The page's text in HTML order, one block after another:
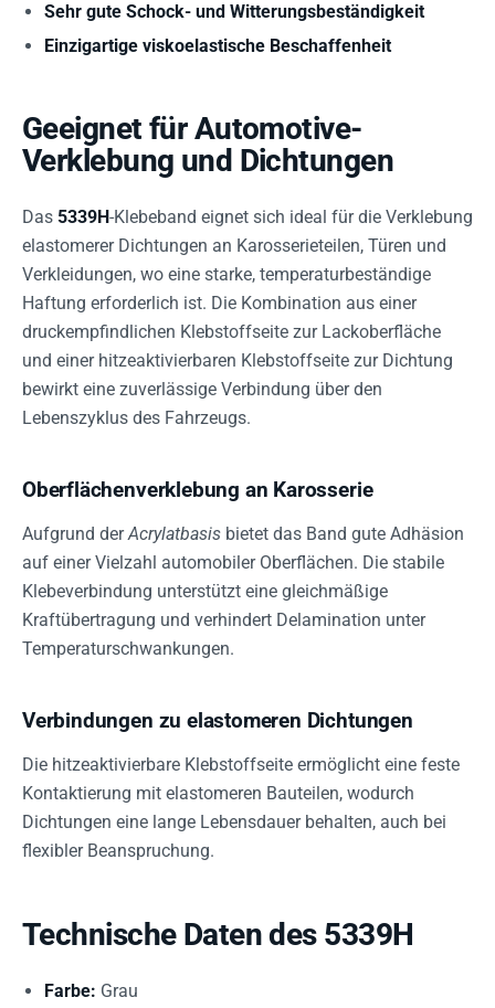
Sehr gute Schock- und Witterungsbeständigkeit
Einzigartige viskoelastische Beschaffenheit
Geeignet für Automotive-
Verklebung und Dichtungen
Das 5339H-Klebeband eignet sich ideal für die Verklebung
elastomerer Dichtungen an Karosserieteilen, Türen und
Verkleidungen, wo eine starke, temperaturbeständige
Haftung erforderlich ist. Die Kombination aus einer
druckempfindlichen Klebstoffseite zur Lackoberfläche
und einer hitzeaktivierbaren Klebstoffseite zur Dichtung
bewirkt eine zuverlässige Verbindung über den
Lebenszyklus des Fahrzeugs.
Oberflächenverklebung an Karosserie
Aufgrund derAcrylatbasis bietet das Band gute Adhäsion
auf einer Vielzahl automobiler Oberflächen. Die stabile
Klebeverbindung unterstützt eine gleichmäßige
Kraftübertragung und verhindert Delamination unter
Temperaturschwankungen.
Verbindungen zu elastomeren Dichtungen
Die hitzeaktivierbare Klebstoffseite ermöglicht eine feste
Kontaktierung mit elastomeren Bauteilen, wodurch
Dichtungen eine lange Lebensdauer behalten, auch bei
flexibler Beanspruchung.
Technische Daten des 5339H
Farbe: Grau